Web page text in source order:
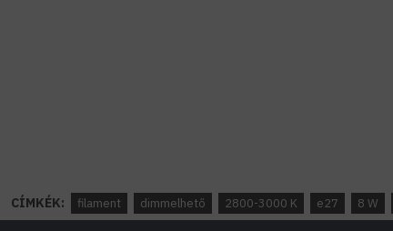
CÍMKÉK: filament dimmelhető 2800-3000 K e27 8 W